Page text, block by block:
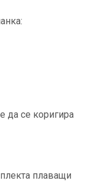
да се коригира
плаващи